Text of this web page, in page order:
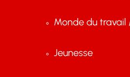
Monde du travail
Jeunesse